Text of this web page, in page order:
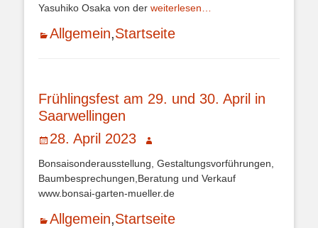
Yasuhiko Osaka von der weiterlesen…
Kategorien
Allgemein,Startseite
Frühlingsfest am 29. und 30. April in
Saarwellingen
Veröffentlicht
am
28. April 2023 Autor
Bonsaisonderausstellung, Gestaltungsvorführungen,
Baumbesprechungen,Beratung und Verkauf
www.bonsai-garten-mueller.de
Kategorien
Allgemein,Startseite